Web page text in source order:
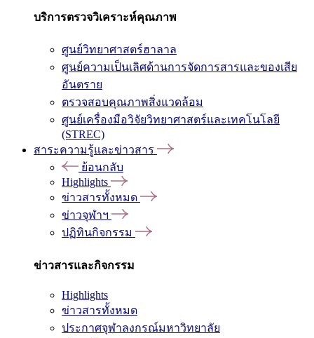
บริการตรวจวิเคราะห์คุณภาพ
ศูนย์วิทยาศาสตร์ฮาลาล
ศูนย์ความเป็นเลิศด้านการจัดการสารและของเสีย
อันตราย
ตรวจสอบคุณภาพสิ่งแวดล้อม
ศูนย์เครื่องมือวิจัยวิทยาศาสตร์และเทคโนโลยี
(STREC)
สาระความรู้และข่าวสาร
ย้อนกลับ
Highlights
ข่าวสารทั้งหมด
ข่าวจุฬาฯ
ปฏิทินกิจกรรม
ข่าวสารและกิจกรรม
Highlights
ข่าวสารทั้งหมด
ประกาศจุฬาลงกรณ์มหาวิทยาลัย